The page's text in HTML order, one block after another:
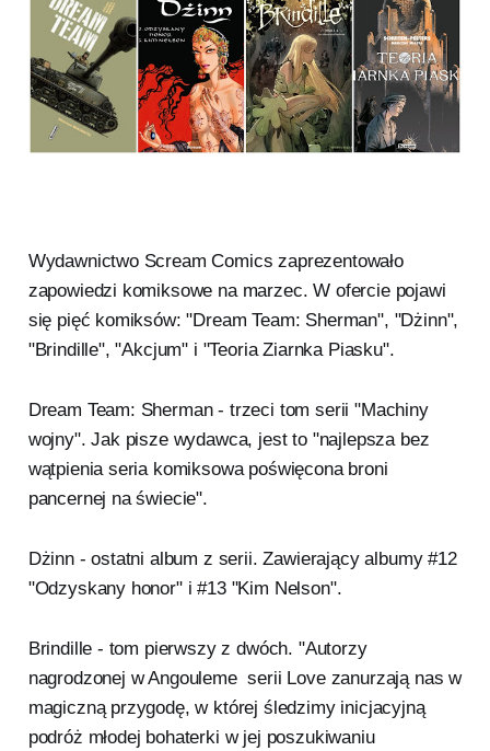
Wydawnictwo Scream Comics zaprezentowało
zapowiedzi komiksowe na marzec. W ofercie pojawi
się pięć komiksów: "Dream Team: Sherman", "Dżinn",
"Brindille", "Akcjum" i "Teoria Ziarnka Piasku".
Dream Team: Sherman - trzeci tom serii "Machiny
wojny". Jak pisze wydawca, jest to "najlepsza bez
wątpienia seria komiksowa poświęcona broni
pancernej na świecie".
Dżinn - ostatni album z serii. Zawierający albumy #12
"Odzyskany honor" i #13 "Kim Nelson".
Brindille - tom pierwszy z dwóch. "Autorzy
nagrodzonej w Angouleme serii Love zanurzają nas w
magiczną przygodę, w której śledzimy inicjacyjną
podróż młodej bohaterki w jej poszukiwaniu